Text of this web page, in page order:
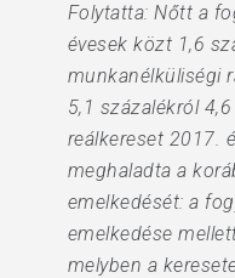
Folytatta: Nőtt a
évesek közt 1,6
munkanélküliségi
5,1 százalékról
reálkereset 2017.
meghaladta a
emelkedését: a
emelkedése
melyben a